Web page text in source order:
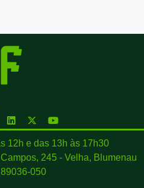
12h e das 13h às 17h30
245 - Velha, Blumenau
050